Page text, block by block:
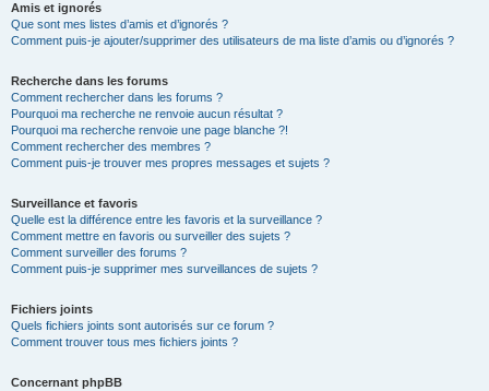
Amis et ignorés
Que sont mes listes d’amis et d’ignorés ?
Comment puis-je ajouter/supprimer des utilisateurs de ma liste d’amis ou d’ignorés ?
Recherche dans les forums
Comment rechercher dans les forums ?
Pourquoi ma recherche ne renvoie aucun résultat ?
Pourquoi ma recherche renvoie une page blanche ?!
Comment rechercher des membres ?
Comment puis-je trouver mes propres messages et sujets ?
Surveillance et favoris
Quelle est la différence entre les favoris et la surveillance ?
Comment mettre en favoris ou surveiller des sujets ?
Comment surveiller des forums ?
Comment puis-je supprimer mes surveillances de sujets ?
Fichiers joints
Quels fichiers joints sont autorisés sur ce forum ?
Comment trouver tous mes fichiers joints ?
Concernant phpBB